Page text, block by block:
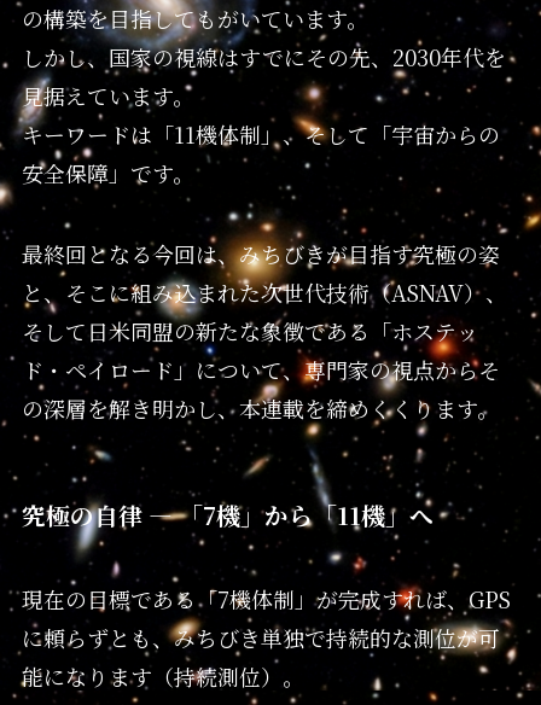
の構築を目指してもがいています。
しかし、国家の視線はすでにその先、2030年代を
見据えています。
キーワードは「11機体制」、そして「宇宙からの
安全保障」です。
最終回となる今回は、みちびきが目指す究極の姿
と、そこに組み込まれた次世代技術（ASNAV）、
そして日米同盟の新たな象徴である「ホステッ
ド・ペイロード」について、専門家の視点からそ
の深層を解き明かし、本連載を締めくくります。
究極の自律 — 「7機」から「11機」へ
現在の目標である「7機体制」が完成すれば、GPS
に頼らずとも、みちびき単独で持続的な測位が可
能になります（持続測位）。